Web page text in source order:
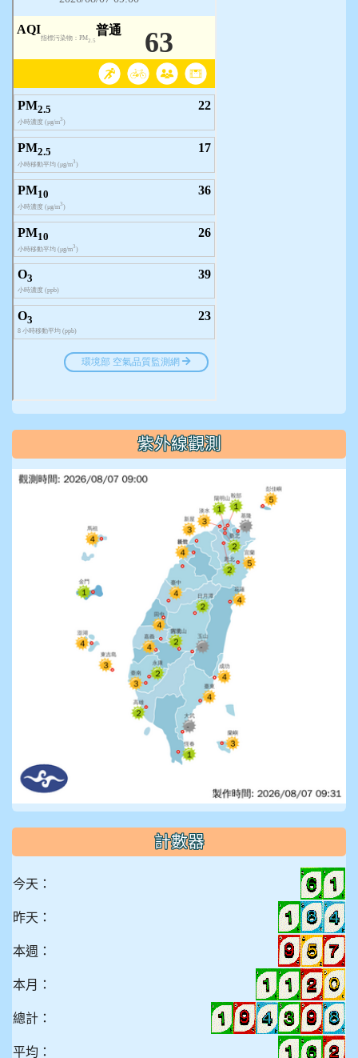
紫外線觀測
計數器
今天：
昨天：
本週：
本月：
總計：
平均：